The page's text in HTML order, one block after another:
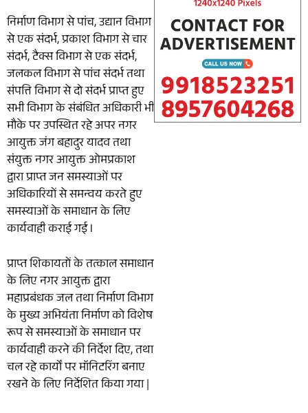
निर्माण विभाग से पांच, उद्यान विभाग
से एक संदर्भ, प्रकाश विभाग से चार
संदर्भ, टैक्स विभाग से एक संदर्भ,
जलकल विभाग से पांच संदर्भ तथा
संपत्ति विभाग से दो संदर्भ प्राप्त हुए
सभी विभाग के संबंधित अधिकारी भी
मौके पर उपस्थित रहे अपर नगर
आयुक्त जंग बहादुर यादव तथा
संयुक्त नगर आयुक्त ओमप्रकाश
द्वारा प्राप्त जन समस्याओं पर
अधिकारियों से समन्वय करते हुए
समस्याओं के समाधान के लिए
कार्यवाही कराई गई l
प्राप्त शिकायतों के तत्काल समाधान
के लिए नगर आयुक्त द्वारा
महाप्रबंधक जल तथा निर्माण विभाग
के मुख्य अभियंता निर्माण को विशेष
रूप से समस्याओं के समाधान पर
कार्यवाही करने की निर्देश दिए, तथा
चल रहे कार्यों पर मॉनिटरिंग बनाए
रखने के लिए निर्देशित किया गया |